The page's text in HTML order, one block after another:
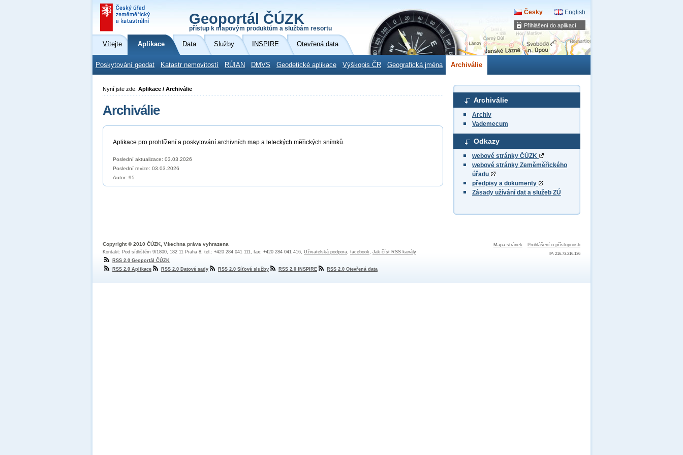
Přihlášení do aplikací
Geoportál ČÚZK
přístup k mapovým produktům a službám resortu
Česky English
Vítejte Aplikace Data Služby INSPIRE Otevřená data
Poskytování geodat Katastr nemovitostí RÚIAN DMVS Geodetické aplikace Výškopis ČR Geografická jména Archiválie
Archiválie
Archiv
Vademecum
Odkazy
webové stránky ČÚZK
webové stránky Zeměměřického
úřadu
předpisy a dokumenty
Zásady užívání dat a služeb ZÚ
Nyní jste zde: Aplikace / Archiválie
Archiválie
Aplikace pro prohlížení a poskytování archivních map a leteckých měřických snímků.
Poslední aktualizace: 03.03.2026
Poslední revize: 03.03.2026
Autor: 95
Mapa stránek Prohlášení o přístupnosti
IP: 216.73.216.136
Copyright © 2010 ČÚZK, Všechna práva vyhrazena
Kontakt: Pod sídlištěm 9/1800, 182 11 Praha 8, tel.: +420 284 041 111, fax: +420 284 041 416, Uživatelská podpora, facebook, Jak číst RSS kanály
RSS 2.0 Geoportál ČÚZK
RSS 2.0 Aplikace
RSS 2.0 Datové sady RSS 2.0 Síťové služby RSS 2.0 INSPIRE RSS 2.0 Otevřená data